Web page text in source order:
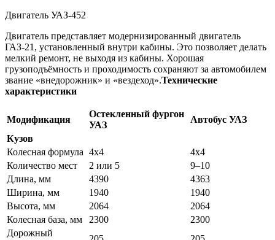
Двигатель УАЗ-452
Двигатель представляет модернизированный двигатель
ГАЗ-21, установленный внутри кабины. Это позволяет делать
мелкий ремонт, не выходя из кабины. Хорошая
грузоподъёмность и проходимость сохраняют за автомобилем
звание «внедорожник» и «вездеход».Технические
характеристики
Модификация
Остекленный фургон
УАЗ
Автобус УАЗ
Кузов
Колесная формула 4х4
4х4
Количество мест
2 или 5
9–10
Длина, мм
4390
4363
Ширина, мм
1940
1940
Высота, мм
2064
2064
Колесная база, мм
2300
2300
Дорожный